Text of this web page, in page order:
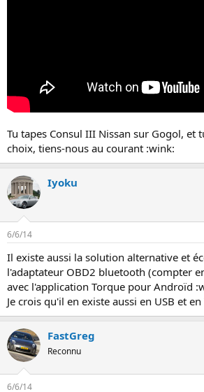
Tu tapes Consul III Nissan sur Gogol, et
choix, tiens-nous au courant :wink:
Iyoku
6/6/14
Il existe aussi la solution alternative et
l'adaptateur OBD2 bluetooth (compter
avec l'application Torque pour Androïd
Je crois qu'il en existe aussi en USB et en
FastGreg
Reconnu
6/6/14